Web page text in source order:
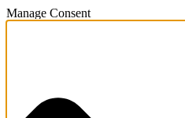
Manage Consent